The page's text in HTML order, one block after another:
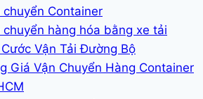
chuyển Container
chuyển hàng hóa bằng xe tải
Vận Tải Đường Bộ
Giá Vận Chuyển Hàng Container